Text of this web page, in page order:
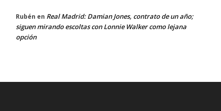
Rubén en Real Madrid: Damian Jones, contrato de un año;
siguen mirando escoltas con Lonnie Walker como lejana
opción